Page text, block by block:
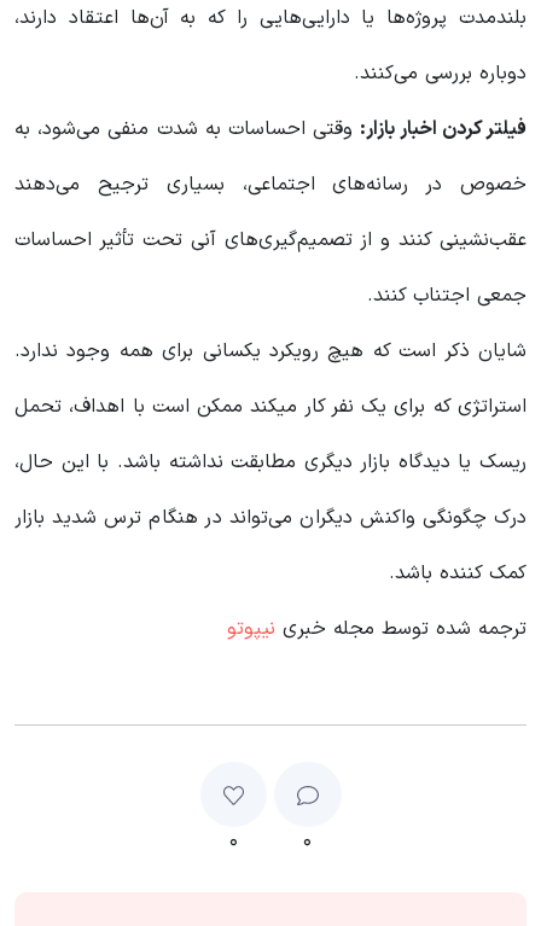
بلندمدت پروژه‌ها یا دارایی‌هایی را که به آن‌ها اعتقاد دارند،
دوباره بررسی می‌کنند.
فیلتر کردن اخبار بازار: وقتی احساسات به شدت منفی می‌شود، به
خصوص در رسانه‌های اجتماعی، بسیاری ترجیح می‌دهند
عقب‌نشینی کنند و از تصمیم‌گیری‌های آنی تحت تأثیر احساسات
جمعی اجتناب کنند.
شایان ذکر است که هیچ رویکرد یکسانی برای همه وجود ندارد.
استراتژی که برای یک نفر کار میکند ممکن است با اهداف، تحمل
ریسک یا دیدگاه بازار دیگری مطابقت نداشته باشد. با این حال،
درک چگونگی واکنش دیگران می‌تواند در هنگام ترس شدید بازار
کمک کننده باشد.
ترجمه شده توسط مجله خبری نیپوتو
۰ ۰